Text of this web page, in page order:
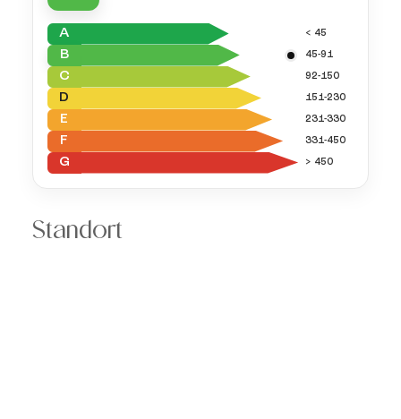
A < 45
B 45-91
C 92-150
D 151-230
E 231-330
F 331-450
G > 450
Standort